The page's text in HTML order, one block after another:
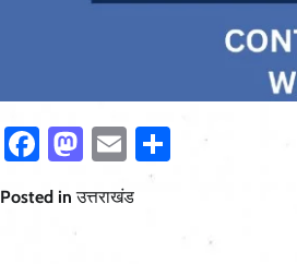
Facebook
Mastodon
EmailShare
Posted inउत्तराखंड